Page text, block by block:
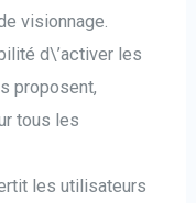
visionnage.
d\’activer les
proposent,
tous les
les utilisateurs